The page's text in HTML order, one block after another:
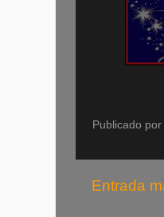
Publicado por
Entrada